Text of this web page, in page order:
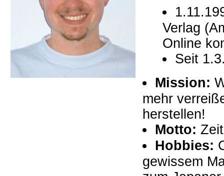
Verlag
Online
Seit
Mission:
mehr
herstellen!
Motto:
Hobbies:
gewissem